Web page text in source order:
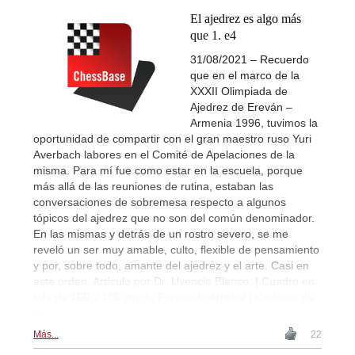
El ajedrez es algo más
que 1. e4
31/08/2021 – Recuerdo
que en el marco de la
XXXII Olimpiada de
Ajedrez de Ereván –
Armenia 1996, tuvimos la
oportunidad de compartir con el gran maestro ruso Yuri
Averbach labores en el Comité de Apelaciones de la
misma. Para mí fue como estar en la escuela, porque
más allá de las reuniones de rutina, estaban las
conversaciones de sobremesa respecto a algunos
tópicos del ajedrez que no son del común denominador.
En las mismas y detrás de un rostro severo, se me
reveló un ser muy amable, culto, flexible de pensamiento
y por, sobre todo, amante del ajedrez y el arte. Casi en
este orden. Artículo por Dr. Uvencio Blanco. | Cuadro en
Más... 22